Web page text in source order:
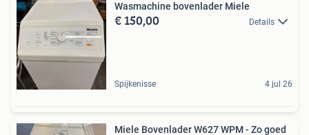
Wasmachine bovenlader Miele
€ 150,00 Details
Spijkenisse 4 jul 26
Miele Bovenlader W627 WPM - Zo goed